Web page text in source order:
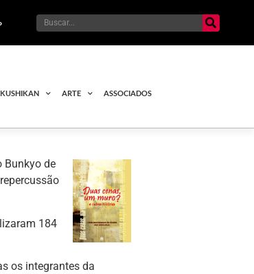
ARTE ASSOCIADOS
Bunkyo de
184
os integrantes da